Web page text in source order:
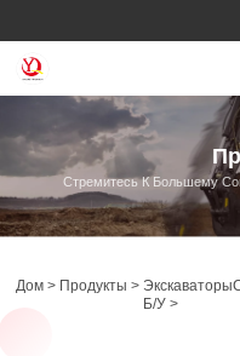
Стремитесь К Большему
Дом Продукты
Экскаваторы
Б/у